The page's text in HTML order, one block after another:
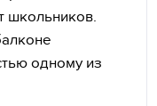
школьников.
одному из